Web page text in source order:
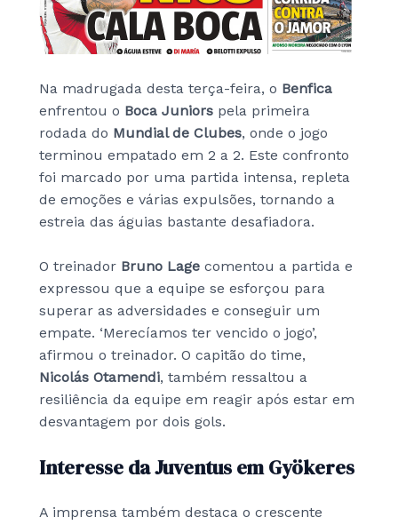
Na madrugada desta terça-feira, o Benfica
enfrentou o Boca Juniors pela primeira
rodada do Mundial de Clubes, onde o jogo
terminou empatado em 2 a 2. Este confronto
foi marcado por uma partida intensa, repleta
de emoções e várias expulsões, tornando a
estreia das águias bastante desafiadora.
O treinador Bruno Lage comentou a partida e
expressou que a equipe se esforçou para
superar as adversidades e conseguir um
empate. ‘Merecíamos ter vencido o jogo’,
afirmou o treinador. O capitão do time,
Nicolás Otamendi, também ressaltou a
resiliência da equipe em reagir após estar em
desvantagem por dois gols.
Interesse da Juventus em Gyökeres
A imprensa também destaca o crescente